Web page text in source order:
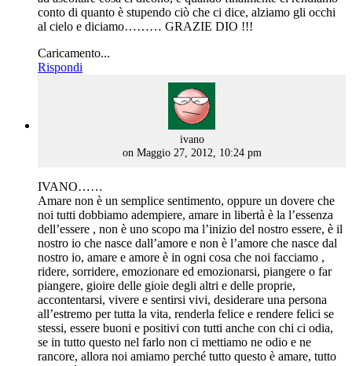
conto di quanto è stupendo ciò che ci dice, alziamo gli occhi
al cielo e diciamo……… GRAZIE DIO !!!
Caricamento...
Rispondi
ivanosays:
on Maggio 27, 2012, 10:24 pm
IVANO……
Amare non è un semplice sentimento, oppure un dovere che
noi tutti dobbiamo adempiere, amare in libertà è la l’essenza
dell’essere , non è uno scopo ma l’inizio del nostro essere, è il
nostro io che nasce dall’amore e non è l’amore che nasce dal
nostro io, amare e amore è in ogni cosa che noi facciamo ,
ridere, sorridere, emozionare ed emozionarsi, piangere o far
piangere, gioire delle gioie degli altri e delle proprie,
accontentarsi, vivere e sentirsi vivi, desiderare una persona
all’estremo per tutta la vita, renderla felice e rendere felici se
stessi, essere buoni e positivi con tutti anche con chi ci odia,
se in tutto questo nel farlo non ci mettiamo ne odio e ne
rancore, allora noi amiamo perché tutto questo è amare, tutto